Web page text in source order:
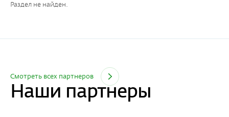
Раздел не найден.
Смотреть всех партнеров
Наши партнеры